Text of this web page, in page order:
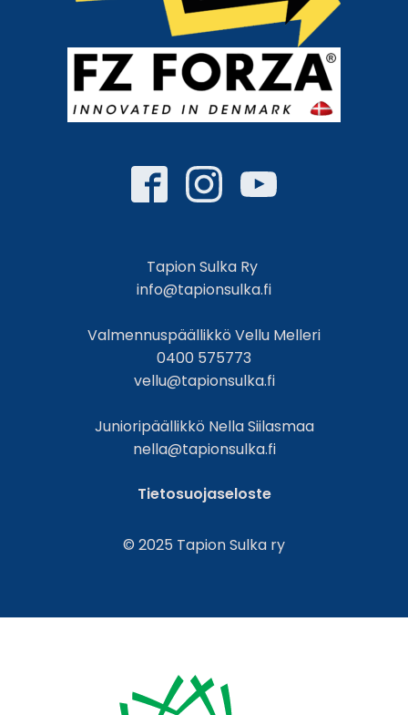
Tapion Sulka Ry
info@tapionsulka.fi
Valmennuspäällikkö Vellu Melleri
0400 575773
vellu@tapionsulka.fi
Junioripäällikkö Nella Siilasmaa
nella@tapionsulka.fi
Tietosuojaseloste
© 2025 Tapion Sulka ry